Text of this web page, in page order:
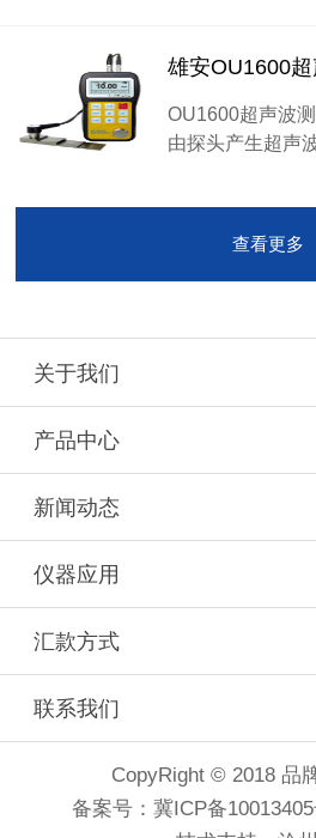
雄安OU1600
OU1600超声波
由探头产生超声
查看更多
关于我们
产品中心
新闻动态
仪器应用
汇款方式
联系我们
CopyRight © 2018 品
备案号： 冀ICP备